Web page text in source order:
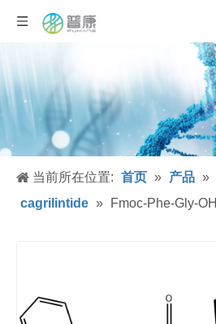
当前所在位置: 首页 » 产品 »
cagrilintide » Fmoc-Phe-Gly-OH